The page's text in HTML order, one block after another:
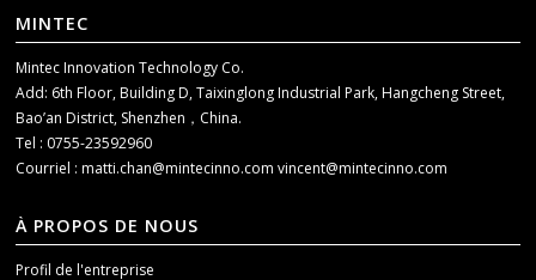
MINTEC
Mintec Innovation Technology Co.
Add: 6th Floor, Building D, Taixinglong Industrial Park, Hangcheng Street,
Bao’an District, Shenzhen，China.
Tel : 0755-23592960
Courriel :matti.chan@mintecinno.comvincent@mintecinno.com
À PROPOS DE NOUS
Profil de l'entreprise